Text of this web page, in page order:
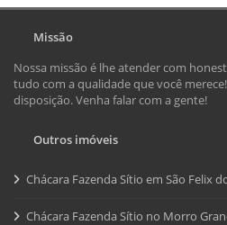
Missão
Nossa missão é lhe atender com
tudo com a qualidade que você
disposição. Venha falar com a gente!
Outros imóveis
Chácara Fazenda Sítio em São Felix
Chácara Fazenda Sítio no Morro